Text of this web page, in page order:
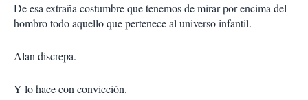
De esa extraña costumbre que tenemos de mirar por encima del
hombro todo aquello que pertenece al universo infantil.
Alan discrepa.
Y lo hace con convicción.